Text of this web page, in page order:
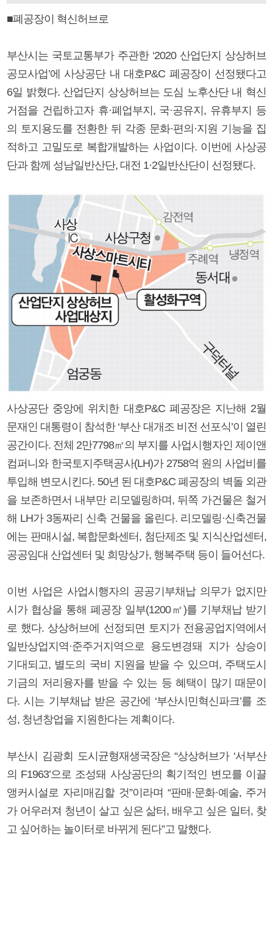
■폐공장이 혁신허브로
부산시는 국토교통부가 주관한 ‘2020 산업단지 상상허브
공모사업’에 사상공단 내 대호P&C 폐공장이 선정됐다고
6일 밝혔다. 산업단지 상상허브는 도심 노후산단 내 혁신
거점을 건립하고자 휴·폐업부지, 국·공유지, 유휴부지 등
의 토지용도를 전환한 뒤 각종 문화·편의·지원 기능을 집
적하고 고밀도로 복합개발하는 사업이다. 이번에 사상공
단과 함께 성남일반산단, 대전 1·2일반산단이 선정됐다.
사상공단 중앙에 위치한 대호P&C 폐공장은 지난해 2월
문재인 대통령이 참석한 ‘부산 대개조 비전 선포식’이 열린
공간이다. 전체 2만7798㎡의 부지를 사업시행자인 제이앤
컴퍼니와 한국토지주택공사(LH)가 2758억 원의 사업비를
투입해 변모시킨다. 50년 된 대호P&C 폐공장의 벽돌 외관
을 보존하면서 내부만 리모델링하며, 뒤쪽 가건물은 철거
해 LH가 3동짜리 신축 건물을 올린다. 리모델링·신축건물
에는 판매시설, 복합문화센터, 첨단제조 및 지식산업센터,
공공임대 산업센터 및 희망상가, 행복주택 등이 들어선다.
이번 사업은 사업시행자의 공공기부채납 의무가 없지만
시가 협상을 통해 폐공장 일부(1200㎡)를 기부채납 받기
로 했다. 상상허브에 선정되면 토지가 전용공업지역에서
일반상업지역·준주거지역으로 용도변경돼 지가 상승이
기대되고, 별도의 국비 지원을 받을 수 있으며, 주택도시
기금의 저리융자를 받을 수 있는 등 혜택이 많기 때문이
다. 시는 기부채납 받은 공간에 ‘부산시민혁신파크’를 조
성, 청년창업을 지원한다는 계획이다.
부산시 김광회 도시균형재생국장은 “상상허브가 ‘서부산
의 F1963’으로 조성돼 사상공단의 획기적인 변모를 이끌
앵커시설로 자리매김할 것”이라며 “판매·문화·예술, 주거
가 어우러져 청년이 살고 싶은 삶터, 배우고 싶은 일터, 찾
고 싶어하는 놀이터로 바뀌게 된다”고 말했다.